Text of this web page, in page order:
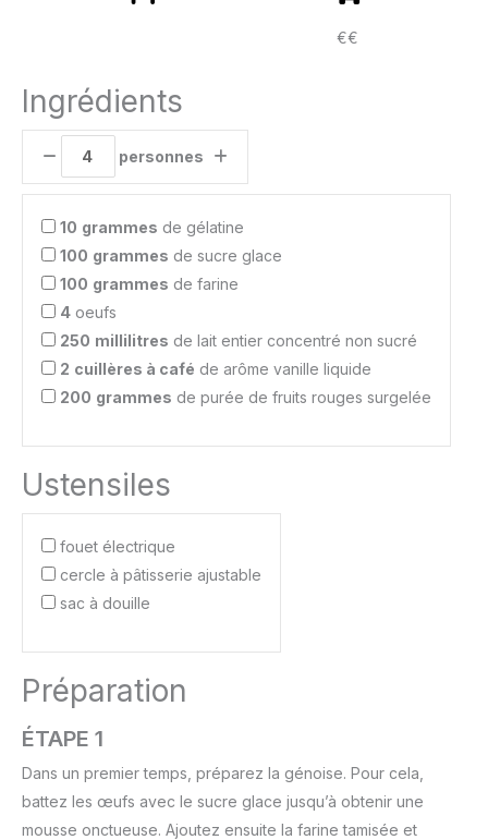
€€
Ingrédients
personnes
10 grammes de gélatine
100 grammes de sucre glace
100 grammes de farine
4 oeufs
250 millilitres de lait entier concentré non sucré
2 cuillères à café de arôme vanille liquide
200 grammes de purée de fruits rouges surgelée
Ustensiles
fouet électrique
cercle à pâtisserie ajustable
sac à douille
Préparation
ÉTAPE 1
Dans un premier temps, préparez la génoise. Pour cela,
battez les œufs avec le sucre glace jusqu’à obtenir une
mousse onctueuse. Ajoutez ensuite la farine tamisée et